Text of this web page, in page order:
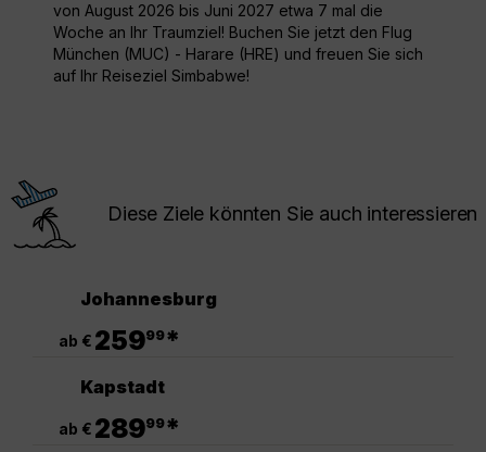
von August 2026 bis Juni 2027 etwa 7 mal die
Woche an Ihr Traumziel! Buchen Sie jetzt den Flug
München (MUC) - Harare (HRE) und freuen Sie sich
auf Ihr Reiseziel Simbabwe!
Diese Ziele könnten Sie auch interessieren
Johannesburg
ab € 25999*
Kapstadt
ab € 28999*